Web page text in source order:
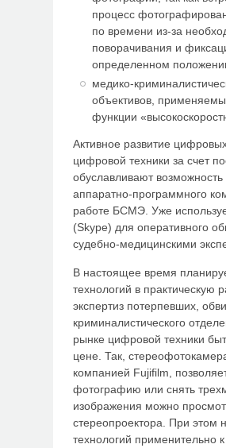
процесс
по времени из-за
поворачивания и
определенном
медико-
объективов,
функции
Активное развитие
цифровой техники за счет
обуславливают
аппаратно-программного
работе БСМЭ. Уже
(Skype) для оперативного
судебно-медицинскими
В настоящее время
технологий в практическую
экспертиз потерпевших,
криминалистического
рынке цифровой техники
цене. Так,
компанией Fujifilm,
фотографию или снять
изображения можно
стереопроектора. При этом
технологий применительно